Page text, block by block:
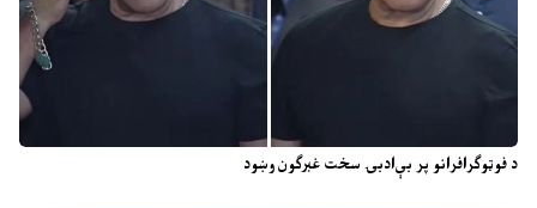
د فوټوګرافرانو پر بې‌ادبۍ سخت غبرګون وښود